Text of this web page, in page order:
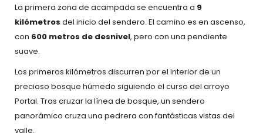
La primera zona de acampada se encuentra a 9
kilómetros del inicio del sendero. El camino es en ascenso,
con 600 metros de desnivel, pero con una pendiente
suave.
Los primeros kilómetros discurren por el interior de un
precioso bosque húmedo siguiendo el curso del arroyo
Portal. Tras cruzar la línea de bosque, un sendero
panorámico cruza una pedrera con fantásticas vistas del
valle.